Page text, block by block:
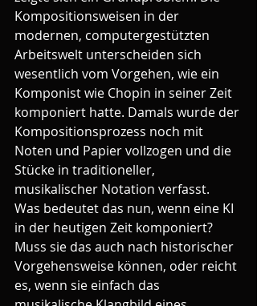
Kompositionsweisen in der
modernen, computergestützten
Arbeitswelt unterscheiden sich
wesentlich vom Vorgehen, wie ein
Komponist wie Chopin in seiner Zeit
komponiert hatte. Damals wurde der
Kompositionsprozess noch mit
Noten und Papier vollzogen und die
Stücke in traditioneller,
musikalischer Notation verfasst.
Was bedeutet das nun, wenn eine KI
in der heutigen Zeit komponiert?
Muss sie das auch nach historischer
Vorgehensweise können, oder reicht
es, wenn sie einfach das